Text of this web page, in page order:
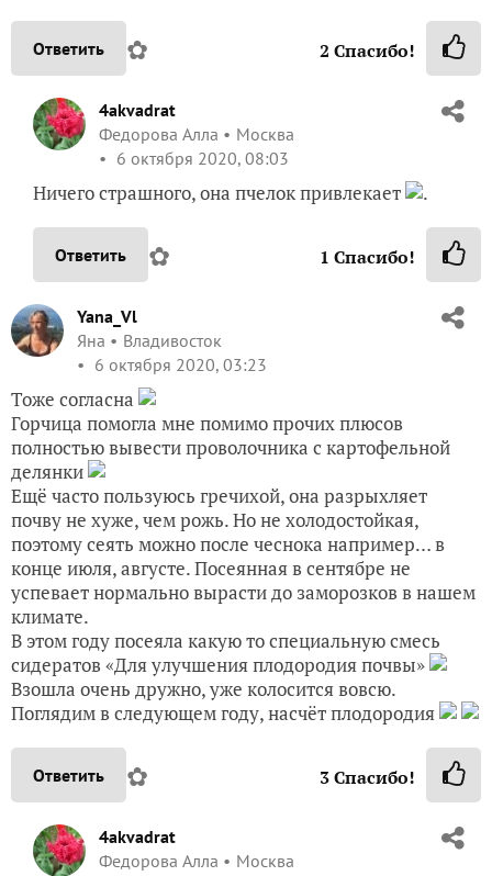
Ответить ✿ 2 Спасибо!
4akvadrat
Федорова Алла
Москва
6 октября 2020, 08:03
Ничего страшного, она пчелок привлекает .
Ответить ✿ 1 Спасибо!
Yana_Vl
Яна
Владивосток
6 октября 2020, 03:23
Тоже согласна
Горчица помогла мне помимо прочих плюсов
полностью вывести проволочника с картофельной
делянки
Ещё часто пользуюсь гречихой, она разрыхляет
почву не хуже, чем рожь. Но не холодостойкая,
поэтому сеять можно после чеснока например… в
конце июля, августе. Посеянная в сентябре не
успевает нормально вырасти до заморозков в нашем
климате.
В этом году посеяла какую то специальную смесь
сидератов «Для улучшения плодородия почвы»
Взошла очень дружно, уже колосится вовсю.
Поглядим в следующем году, насчёт плодородия
Ответить ✿ 3Спасибо!
4akvadrat
Федорова Алла
Москва